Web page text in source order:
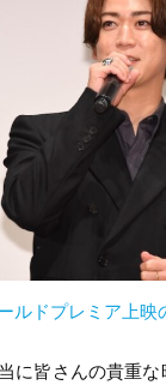
ルドプレミア上映
に皆さんの貴重な